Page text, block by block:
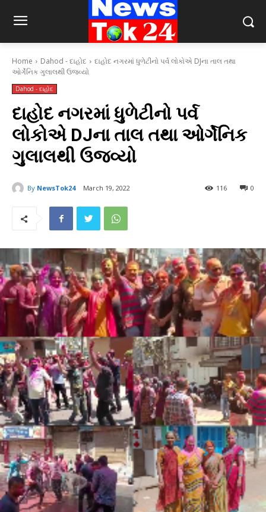
Home Dahod - દાહોદ
દાહોદ નગરમાં ધુળેટીનો પર્વ લોકોએ DJના તાલ તથા
ઓર્ગેનિક ગુલાલથી ઉજવ્યો
Dahod - દાહોદ
દાહોદ નગરમાં ધુળેટીનો પર્વ
લોકોએ DJના તાલ તથા ઓર્ગેનિક
ગુલાલથી ઉજવ્યો
By NewsTok24 March 19, 2022 0
116